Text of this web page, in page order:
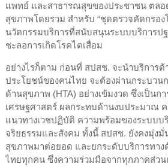
แพทย์ และสาธารณสุขของประชาชน ตล
สุขภาพโดยรวม สำหรับ “ชุดตรวจคัดกรอง
นวัตกรรมบริการที่สนับสนุนระบบบริการป
ชะลอการเกิดโรคไตเสื่อม
อย่างไรก็ตาม ก่อนที่ สปสช. จะนำบริการ
ประโยชน์ของคนไทย จะต้องผ่านกระบวน
ด้านสุขภาพ (HTA) อย่างเข้มงวด ซึ่งเป็นก
เศรษฐศาสตร์ ผลกระทบด้านงบประมาณ
แนวทางเวชปฏิบัติ ความพร้อมของระบบบ
จริยธรรมและสังคม ทั้งนี้ สปสช. ยังคงมุ่ง
สุขภาพมาต่อยอด และยกระดับบริการทา
ไทยทุกคน ซึ่งความร่วมมือจากทุกภาคส่ว